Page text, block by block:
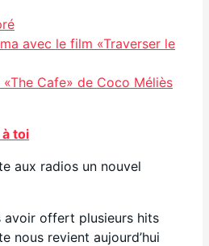
avec le film «Traverser le
Cafe» de Coco Méliès
aux radios un nouvel
avoir offert plusieurs hits
nous revient aujourd’hui